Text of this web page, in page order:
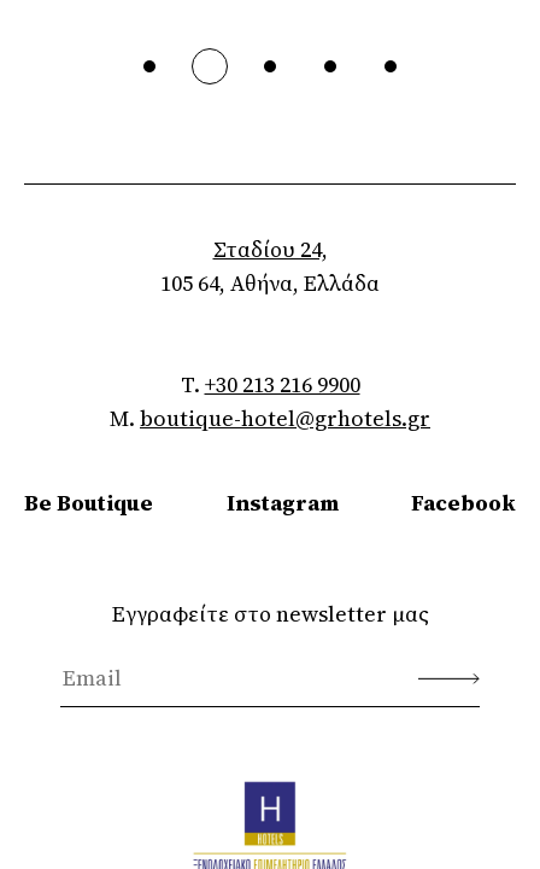
Σταδίου 24,
105 64, Αθήνα, Ελλάδα
T. +30 213 216 9900
M. boutique-hotel@grhotels.gr
Be Boutique Instagram Facebook
Εγγραφείτε στο newsletter μας